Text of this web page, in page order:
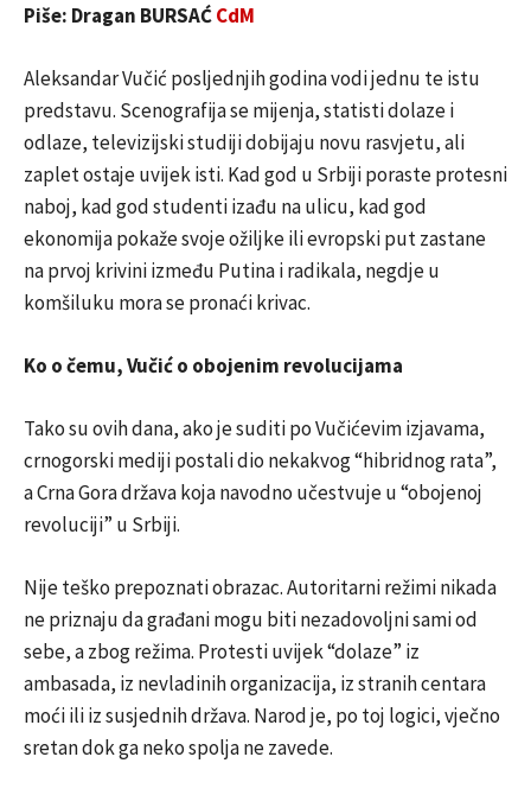
Piše: Dragan BURSAĆCdM
Aleksandar Vučić posljednjih godina vodi jednu te istu
predstavu. Scenografija se mijenja, statisti dolaze i
odlaze, televizijski studiji dobijaju novu rasvjetu, ali
zaplet ostaje uvijek isti. Kad god u Srbiji poraste protesni
naboj, kad god studenti izađu na ulicu, kad god
ekonomija pokaže svoje ožiljke ili evropski put zastane
na prvoj krivini između Putina i radikala, negdje u
komšiluku mora se pronaći krivac.
Ko o čemu, Vučić o obojenim revolucijama
Tako su ovih dana, ako je suditi po Vučićevim izjavama,
crnogorski mediji postali dio nekakvog “hibridnog rata”,
a Crna Gora država koja navodno učestvuje u “obojenoj
revoluciji” u Srbiji.
Nije teško prepoznati obrazac. Autoritarni režimi nikada
ne priznaju da građani mogu biti nezadovoljni sami od
sebe, a zbog režima. Protesti uvijek “dolaze” iz
ambasada, iz nevladinih organizacija, iz stranih centara
moći ili iz susjednih država. Narod je, po toj logici, vječno
sretan dok ga neko spolja ne zavede.